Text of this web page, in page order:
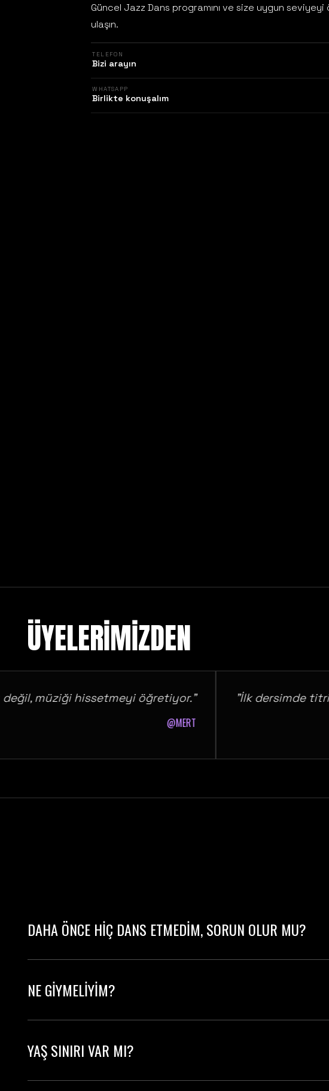
Güncel Jazz Dans programını ve size uygun
ulaşın.
TELEFON
Bizi arayın
WHATSAPP
Birlikte konuşalım
ÜYELERİMİZDEN
müziği hissetmeyi öğretiyor."
@MERT
"İlk dersimde
DAHA ÖNCE HİÇ DANS ETMEDİM, SORUN OLUR MU?
NE GİYMELİYİM?
YAŞ SINIRI VAR MI?